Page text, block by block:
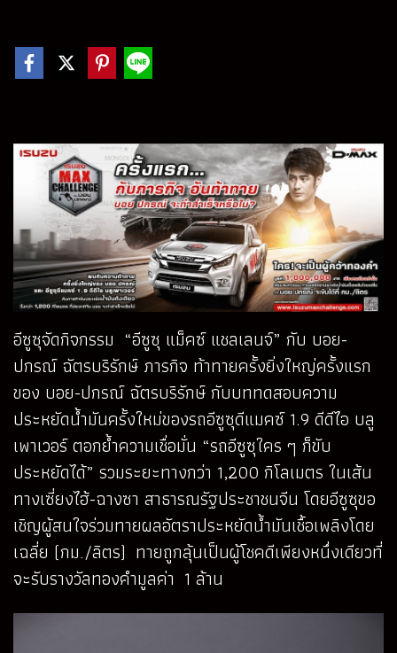
อีซูซุจัดกิจกรรม “อีซูซุ แม็คซ์ แชลเลนจ์” กับ บอย-
ปกรณ์ ฉัตรบริรักษ์ ภารกิจ ท้าทายครั้งยิ่งใหญ่ครั้งแรก
ของ บอย-ปกรณ์ ฉัตรบริรักษ์ กับบททดสอบความ
ประหยัดน้ำมันครั้งใหม่ของรถอีซูซุดีแมคซ์ 1.9 ดีดีไอ บลู
เพาเวอร์ ตอกย้ำความเชื่อมั่น “รถอีซูซุใคร ๆ ก็ขับ
ประหยัดได้” รวมระยะทางกว่า 1,200 กิโลเมตร ในเส้น
ทางเซี่ยงไฮ้-ฉางซา สาธารณรัฐประชาชนจีน โดยอีซูซุขอ
เชิญผู้สนใจร่วมทายผลอัตราประหยัดน้ำมันเชื้อเพลิงโดย
เฉลี่ย (กม./ลิตร) ทายถูกลุ้นเป็นผู้โชคดีเพียงหนึ่งเดียวที่
จะรับรางวัลทองคำมูลค่า 1 ล้าน